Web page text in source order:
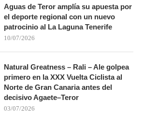
Aguas de Teror amplía su apuesta por
el deporte regional con un nuevo
patrocinio al La Laguna Tenerife
10/07/2026
Natural Greatness – Rali – Ale golpea
primero en la XXX Vuelta Ciclista al
Norte de Gran Canaria antes del
decisivo Agaete–Teror
03/07/2026